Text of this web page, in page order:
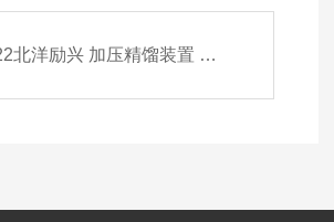
励兴 加压精馏装置 常减压萃取设备